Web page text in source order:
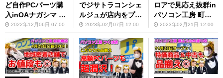
ど自作PCパーツ購
入inOAナガシマ 浜
松＆静岡＆沼津本店
【ジサトラコンシェ
ルジュ】
2022年12月06日 07:00
でジサトラコンシェ
ルジュが店内をプチ
改装？【ジサトラコ
ンシェルジュ】
2023年02月07日 12:00
ロアで見応え抜群in
パソコン工房 町田
店【ジサトラコンシ
ェルジュ】
2023年02月21日 12:00